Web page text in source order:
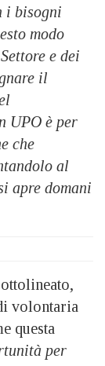
i bisogni
modo
e dei
il
UPO è per
che
al
apre domani
volontaria
questa
per